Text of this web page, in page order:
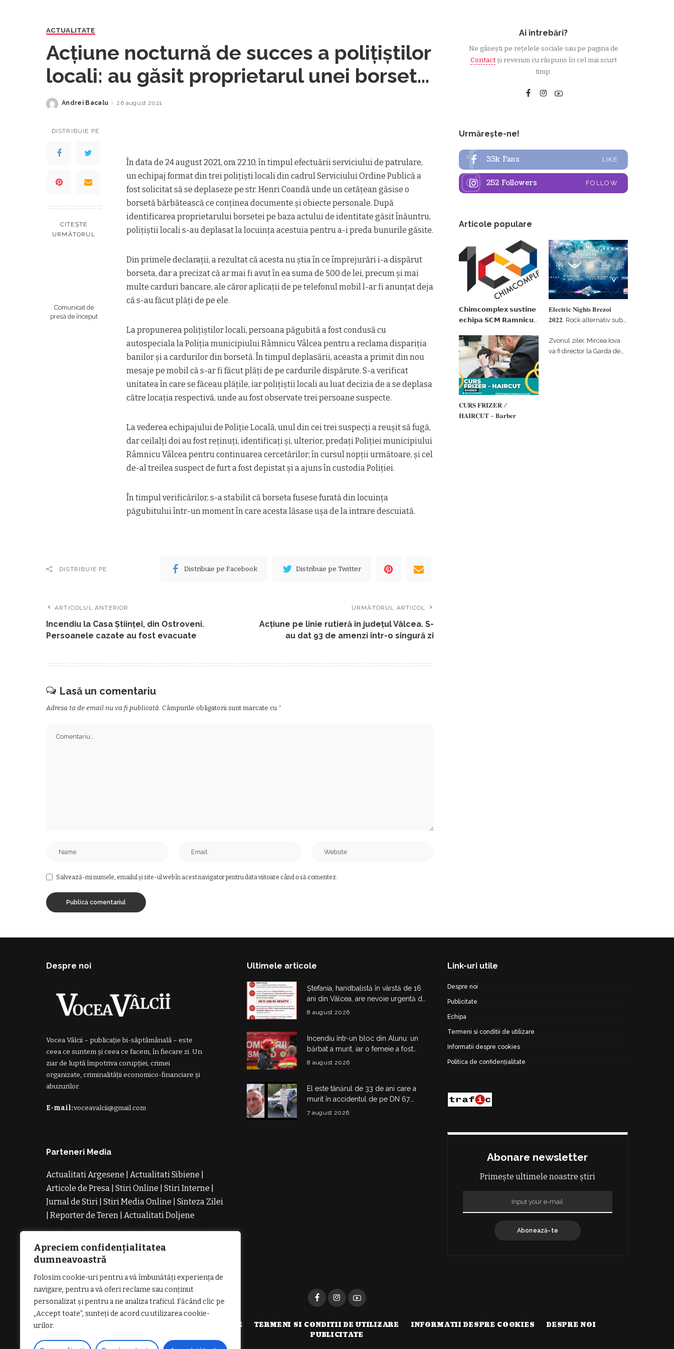
Apreciem confidențialitatea
dumneavoastră
Folosim cookie-uri pentru a vă îmbunătăți experiența de
navigare, pentru a vă oferi reclame sau conținut
personalizat și pentru a ne analiza traficul. Făcând clic pe
„Accept toate”, sunteți de acord cu utilizarea cookie-
urilor.
ACTUALITATE
Acţiune nocturnă de succes a poliţiştilor
locali: au găsit proprietarul unei borsete
aruncate pe stradă şi i-au prins pe hoţii
furate
Posted
Andrei Bacalu 26 august 2021
DISTRIBUIE PE
CITEȘTE
URMĂTORUL
Comunicat de
presă de început
În data de 24 august 2021, ora 22.10, în timpul efectuării serviciului de patrulare,
un echipaj format din trei poliţişti locali din cadrul Serviciului Ordine Publică a
fost solicitat să se deplaseze pe str. Henri Coandă unde un cetăţean găsise o
borsetă bărbătească ce conţinea documente şi obiecte personale. După
identificarea proprietarului borsetei pe baza actului de identitate găsit înăuntru,
poliţiştii locali s-au deplasat la locuinţa acestuia pentru a-i preda bunurile găsite.
Din primele declaraţii, a rezultat că acesta nu ştia în ce împrejurări i-a dispărut
borseta, dar a precizat că ar mai fi avut în ea suma de 500 de lei, precum şi mai
multe carduri bancare, ale căror aplicaţii de pe telefonul mobil l-ar fi anunţat deja
că s-au făcut plăţi de pe ele.
La propunerea poliţiştilor locali, persoana păgubită a fost condusă cu
autospeciala la Poliţia municipiului Râmnicu Vâlcea pentru a reclama dispariţia
banilor şi a cardurilor din borsetă. În timpul deplasării, aceasta a primit din nou
mesaje pe mobil că s-ar fi făcut plăţi de pe cardurile dispărute. S-a verificat
unitatea în care se făceau plăţile, iar poliţiştii locali au luat decizia de a se deplasa
către locaţia respectivă, unde au fost observate trei persoane suspecte.
La vederea echipajului de Poliţie Locală, unul din cei trei suspecţi a reuşit să fugă,
dar ceilalţi doi au fost reţinuţi, identificaţi şi, ulterior, predaţi Poliţiei municipiului
Râmnicu Vâlcea pentru continuarea cercetărilor; în cursul nopţii următoare, şi cel
de-al treilea suspect de furt a fost depistat şi a ajuns în custodia Poliţiei.
În timpul verificărilor, s-a stabilit că borseta fusese furată din locuinţa
păgubitului într-un moment în care acesta lăsase uşa de la intrare descuiată.
DISTRIBUIE PE Distribuie pe Facebook Distribuie pe Twitter
ARTICOLUL ANTERIOR
Incendiu la Casa Științei, din Ostroveni.
Persoanele cazate au fost evacuate
URMĂTORUL ARTICOL
Acțiune pe linie rutieră în județul Vâlcea. S-
au dat 93 de amenzi într-o singură zi
Lasă un comentariu
Adresa ta de email nu va fi publicată. Câmpurile obligatorii sunt marcate cu *
Salvează-mi numele, emailul și site-ul web în acest navigator pentru data viitoare când o să comentez.
Ai întrebări?
Ne găsești pe rețelele sociale sau pe pagina de
Contactși revenim cu răspuns în cel mai scurt
timp.
Urmărește-ne!
33k Fans LIKE
252 Followers FOLLOW
Articole populare
𝗖𝗵𝗶𝗺𝗰𝗼𝗺𝗽𝗹𝗲𝘅 𝘀𝘂𝘀𝘁𝗶𝗻𝗲
𝗲𝗰𝗵𝗶𝗽𝗮 𝗦𝗖𝗠 𝗥𝗮𝗺𝗻𝗶𝗰𝘂
𝗽𝗮𝗿𝘁𝗲𝗻𝗲𝗿 𝗳𝗶𝗻𝗮𝗻𝘁𝗮𝘁𝗼𝗿
𝐄𝐥𝐞𝐜𝐭𝐫𝐢𝐜 𝐍𝐢𝐠𝐡𝐭𝐬 𝐁𝐫𝐞𝐳𝐨𝐢
𝟐𝟎𝟐𝟐. Rock alternativ sub
#𝐁𝐫𝐞𝐳𝐨𝐢𝐮𝐥𝐋𝐮𝐦𝐢𝐢
𝐂𝐔𝐑𝐒 𝐅𝐑𝐈𝐙𝐄𝐑 /
𝐇𝐀𝐈𝐑𝐂𝐔𝐓 – 𝐁𝐚𝐫𝐛𝐞𝐫
Zvonul zilei: Mircea Iova
va fi director la Garda de
Despre noi
Vocea Vâlcii – publicație bi-săptămânală – este
ceea ce suntem și ceea ce facem, în fiecare zi. Un
ziar de luptă împotriva corupției, crimei
organizate, criminalității economico-financiare și
abuzurilor.
E-mail:voceavalcii@gmail.com
Parteneri Media
Actualitati Argesene Actualitati Sibiene
Articole de Presa
Stiri Online Stiri Interne
Jurnal de Stiri
Stiri Media Online
Sinteza Zilei
Reporter de Teren Actualitati Doljene
NoiRochii de RevelionRochii de BanchetRochii
de Cununie
Magazin de Rochii
Comanda Rochii de Seara
Ultimele articole
Ștefania, handbalistă în vârstă de 16
ani din Vâlcea, are nevoie urgentă de
sânge. Apel pentru donatori cu
8 august 2026
Incendiu într-un bloc din Alunu: un
bărbat a murit, iar o femeie a fost
salvată din apartamentul cuprins de
8 august 2026
El este tânărul de 33 de ani care a
murit în accidentul de pe DN 67.
Dragoș Mihail lasă în urmă o fetiță
7 august 2026
Link-uri utile
Despre noi
Publicitate
Echipa
Termeni si conditii de utilizare
Informatii despre cookies
Politica de confidențialitate
Abonare newsletter
Primește ultimele noastre știri
Abonează-te
GDPR: POLITICA DE CONFIDENȚIALITATE TERMENI SI CONDITII DE UTILIZARE INFORMATII DESPRE COOKIES
DESPRE NOI
PUBLICITATE